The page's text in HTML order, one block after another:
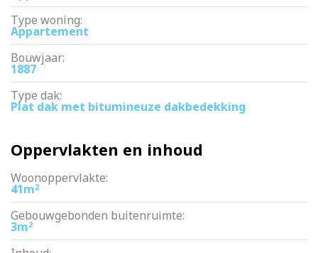
Type woning:
Appartement
Bouwjaar:
1887
Type dak:
Plat dak met bitumineuze dakbedekking
Oppervlakten en inhoud
Woonoppervlakte:
41m2
Gebouwgebonden buitenruimte:
3m2